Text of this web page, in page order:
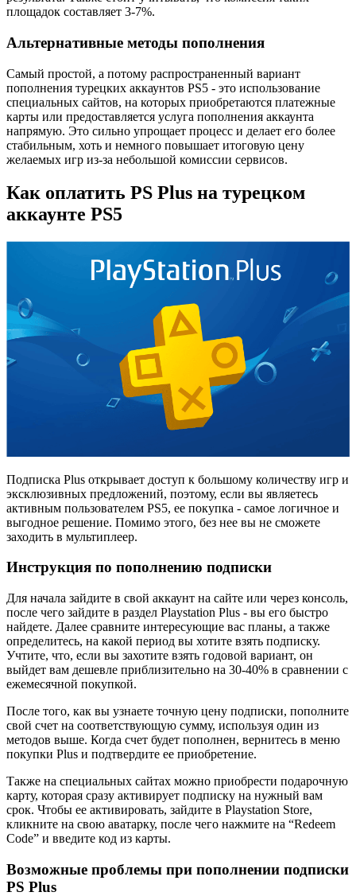
площадок составляет 3-7%.
Альтернативные методы пополнения
Самый простой, а потому распространенный вариант
пополнения турецких аккаунтов PS5 - это использование
специальных сайтов, на которых приобретаются платежные
карты или предоставляется услуга пополнения аккаунта
напрямую. Это сильно упрощает процесс и делает его более
стабильным, хоть и немного повышает итоговую цену
желаемых игр из-за небольшой комиссии сервисов.
Как оплатить PS Plus на турецком
аккаунте PS5
Подписка Plus открывает доступ к большому количеству игр и
эксклюзивных предложений, поэтому, если вы являетесь
активным пользователем PS5, ее покупка - самое логичное и
выгодное решение. Помимо этого, без нее вы не сможете
заходить в мультиплеер.
Инструкция по пополнению подписки
Для начала зайдите в свой аккаунт на сайте или через консоль,
после чего зайдите в раздел Playstation Plus - вы его быстро
найдете. Далее сравните интересующие вас планы, а также
определитесь, на какой период вы хотите взять подписку.
Учтите, что, если вы захотите взять годовой вариант, он
выйдет вам дешевле приблизительно на 30-40% в сравнении с
ежемесячной покупкой.
После того, как вы узнаете точную цену подписки, пополните
свой счет на соответствующую сумму, используя один из
методов выше. Когда счет будет пополнен, вернитесь в меню
покупки Plus и подтвердите ее приобретение.
Также на специальных сайтах можно приобрести подарочную
карту, которая сразу активирует подписку на нужный вам
срок. Чтобы ее активировать, зайдите в Playstation Store,
кликните на свою аватарку, после чего нажмите на “Redeem
Code” и введите код из карты.
Возможные проблемы при пополнении подписки
PS Plus